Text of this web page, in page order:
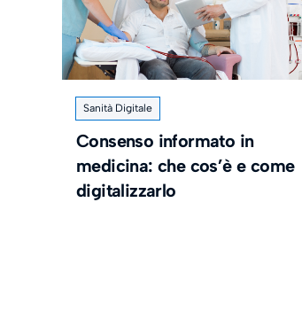
Sanità Digitale
Consenso informato in
medicina: che cos’è e come
digitalizzarlo